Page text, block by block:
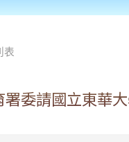
表
委請國立東華